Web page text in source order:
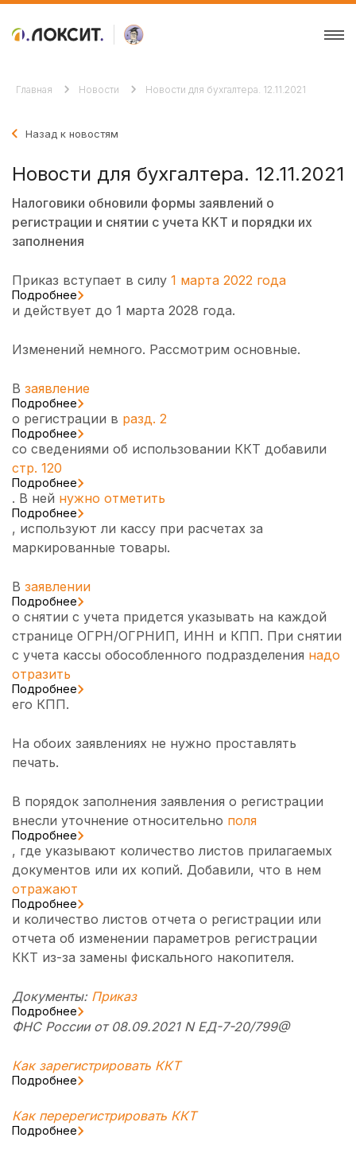
Главная Новости Новости для бухгалтера. 12.11.2021
Назад к новостям
Новости для бухгалтера. 12.11.2021
Налоговики обновили формы заявлений о
регистрации и снятии с учета ККТ и порядки их
заполнения
Приказ вступает в силу 1 марта 2022 года
Подробнее
и действует до 1 марта 2028 года.
Изменений немного. Рассмотрим основные.
В заявление
Подробнее
о регистрации в разд. 2
Подробнее
со сведениями об использовании ККТ добавили
стр. 120
Подробнее
. В ней нужно отметить
Подробнее
, используют ли кассу при расчетах за
маркированные товары.
В заявлении
Подробнее
о снятии с учета придется указывать на каждой
странице ОГРН/ОГРНИП, ИНН и КПП. При снятии
с учета кассы обособленного подразделения надо
отразить
Подробнее
его КПП.
На обоих заявлениях не нужно проставлять
печать.
В порядок заполнения заявления о регистрации
внесли уточнение относительно поля
Подробнее
, где указывают количество листов прилагаемых
документов или их копий. Добавили, что в нем
отражают
Подробнее
и количество листов отчета о регистрации или
отчета об изменении параметров регистрации
ККТ из-за замены фискального накопителя.
Документы: Приказ
Подробнее
ФНС России от 08.09.2021 N ЕД-7-20/799@
Как зарегистрировать ККТ
Подробнее
Как перерегистрировать ККТ
Подробнее